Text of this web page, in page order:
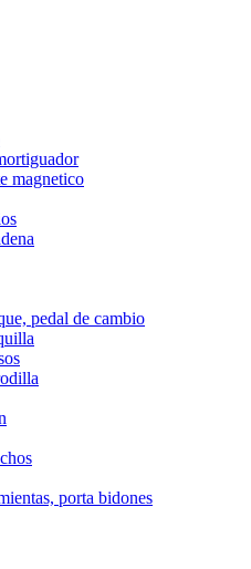
magnetico
pedal de cambio
porta bidones